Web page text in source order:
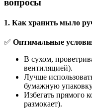
вопросы
1. Как хранить мыло
✅ Оптимальные
В сухом,
вентиляцией).
Лучше
бумажную
Избегать прямого
размокает).